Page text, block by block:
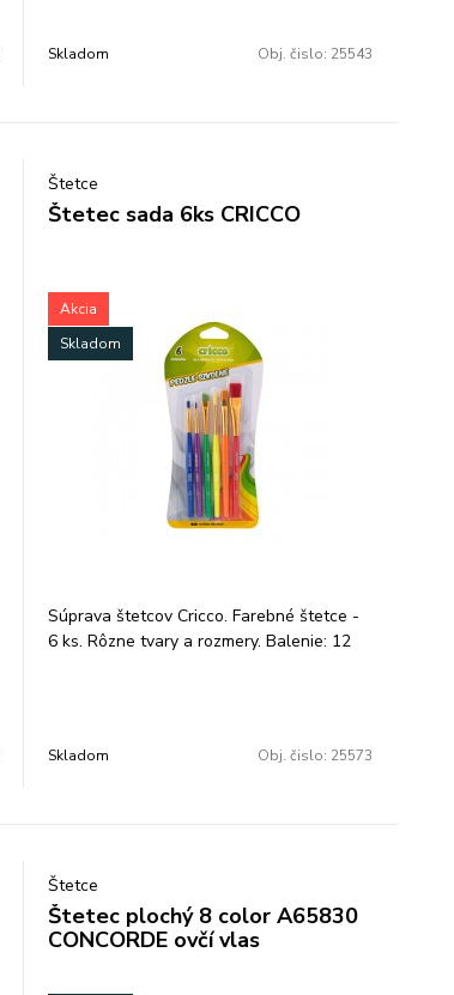
Skladom Obj. čislo: 25543
Štetce
Štetec sada 6ks CRICCO
Akcia
Skladom
Súprava štetcov Cricco. Farebné štetce -
6 ks. Rôzne tvary a rozmery. Balenie: 12
Skladom Obj. čislo: 25573
Štetce
Štetec plochý 8 color A65830
CONCORDE ovčí vlas